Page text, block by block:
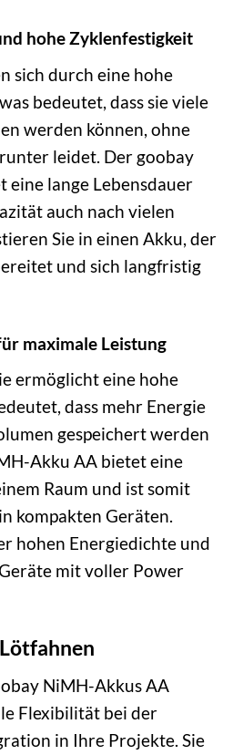
hohe Zyklenfestigkeit
sich durch eine hohe
bedeutet, dass sie viele
werden können, ohne
leidet. Der goobay
lange Lebensdauer
auch nach vielen
Sie in einen Akku, der
und sich langfristig
maximale Leistung
ermöglicht eine hohe
dass mehr Energie
gespeichert werden
Akku AA bietet eine
Raum und ist somit
kompakten Geräten.
hohen Energiedichte und
mit voller Power
NiMH-Akkus AA
Flexibilität bei der
in Ihre Projekte. Sie